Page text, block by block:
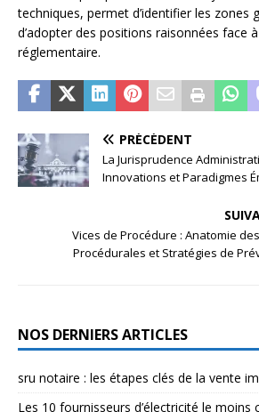
techniques, permet d’identifier les zones
d’adopter des positions raisonnées face à
réglementaire.
PRÉCÉDENT
La Jurisprudence
Innovations et Paradigmes
Vices de Procédure : Anatomie
Procédurales et Stratégies de
NOS DERNIERS ARTICLES
sru notaire : les étapes clés de la vente
Les 10 fournisseurs d’électricité le moins